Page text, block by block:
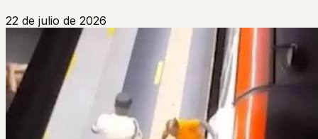
22 de julio de 2026